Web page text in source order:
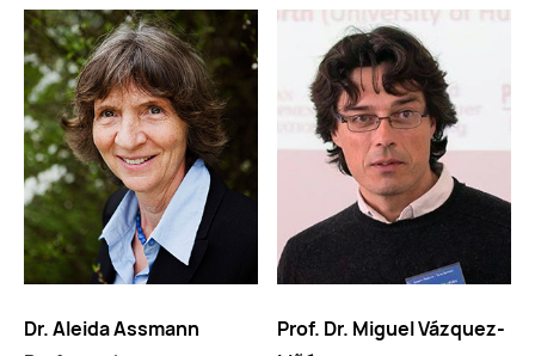
Dr. Aleida Assmann
Prof. Dr. Miguel Vázquez-